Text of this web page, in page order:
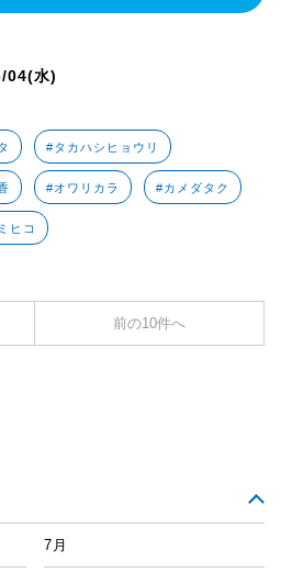
04(水)
#タカハシヒョウリ
#オワリカラ #カメダタク
ヒコ
前の10件へ
7月